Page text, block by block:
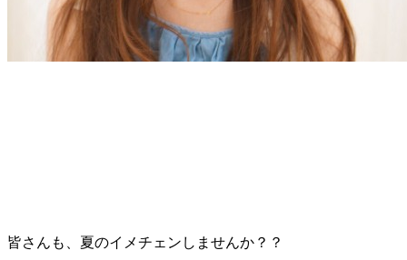
皆さんも、夏のイメチェンしませんか？？